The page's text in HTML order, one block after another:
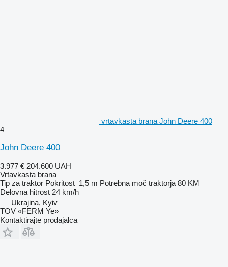
vrtavkasta brana John Deere 400
4
John Deere 400
3.977 € 204.600 UAH
Vrtavkasta brana
Tip za traktor Pokritost 1,5 m Potrebna moč traktorja 80 KM
Delovna hitrost 24 km/h
Ukrajina, Kyiv
TOV «FERM Ye»
Kontaktirajte prodajalca